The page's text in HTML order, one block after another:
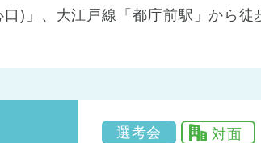
口)」、大江戸線「都庁前駅」から徒
選考会 対面